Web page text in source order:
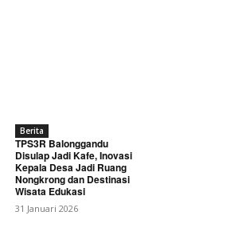
Berita
TPS3R Balonggandu
Disulap Jadi Kafe, Inovasi
Kepala Desa Jadi Ruang
Nongkrong dan Destinasi
Wisata Edukasi
31 Januari 2026